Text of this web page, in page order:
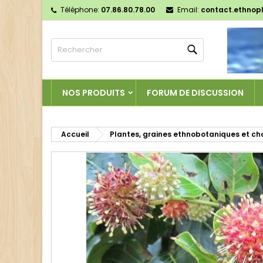
Téléphone: 07.86.80.78.00 Email:
Rechercher
NOS PRODUITS FORUM DE DISCUSSION
Accueil Plantes, graines ethnobotaniques et
add_circle_outline